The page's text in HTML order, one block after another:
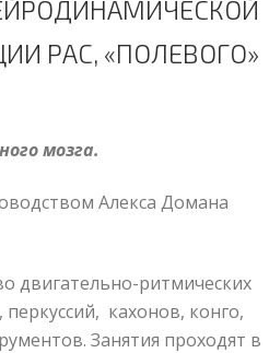
РАС, «ПОЛЕВОГО»
мозга.
Алекса Домана
двигательно-ритмических
кахонов, конго,
Занятия проходят в